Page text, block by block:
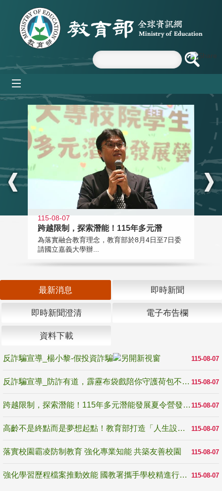
跳到主要內容區塊
:::
115-08-07
跨越限制，探索潛能！115年多元潛
為落實融合教育理念，教育部於8月4日至7日委
請國立嘉義大學辦...
最新消息 即時新聞
即時新聞澄清 電子布告欄
資料下載
115-08-07
反詐騙宣導_楊小黎-假投資詐騙
115-08-07
反詐騙宣導_防詐有道，霹靂布袋戲陪你守護荷包不受騙
115-08-07
跨越限制，探索潛能！115年多元潛能發展夏令營發掘生命無限可能
115-08-07
高齡不是終點而是夢想起點！教育部打造「人生設計夢工場」 參展第3屆高齡健康產業博覽會
115-08-07
落實校園霸凌防制教育 強化專業知能 共築友善校園
115-08-07
強化學習歷程檔案推動效能 國教署攜手學校精進行政與教學支持